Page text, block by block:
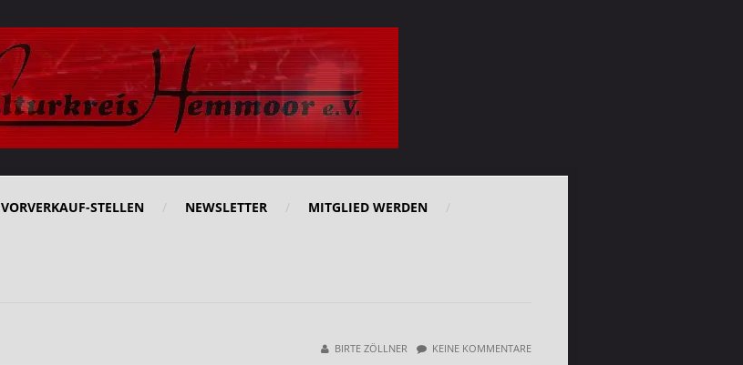
VORVERKAUF-STELLEN NEWSLETTER MITGLIED WERDEN
KEINE KOMMENTARE
BIRTE ZÖLLNER